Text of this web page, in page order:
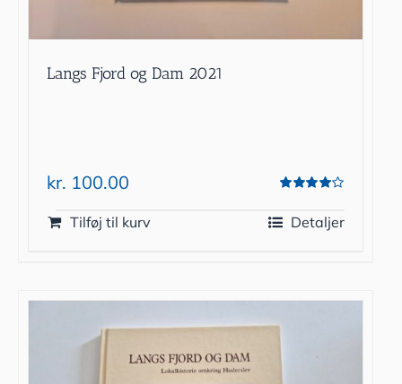
Langs Fjord og Dam 2021
4.00
ud af 5
kr. 100.00
Tilføj til kurv Detaljer